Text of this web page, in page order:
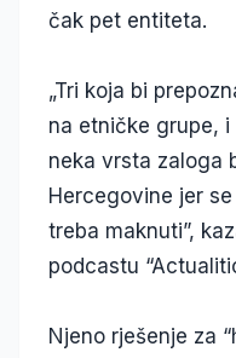
čak pet entiteta.
„Tri koja bi
na etničke grupe,
neka vrsta zaloga
Hercegovine jer
treba maknuti”,
podcastu
Njeno rješenje za